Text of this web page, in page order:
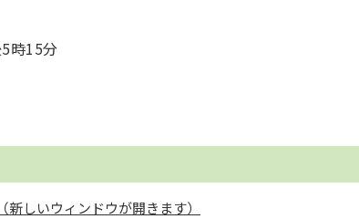
時15分
しいウィンドウが開きます）